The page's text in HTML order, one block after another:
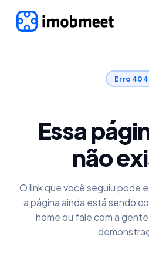
Erro 404
Essa
não
O link que você seguiu pode
a página ainda está sendo
home ou fale com a